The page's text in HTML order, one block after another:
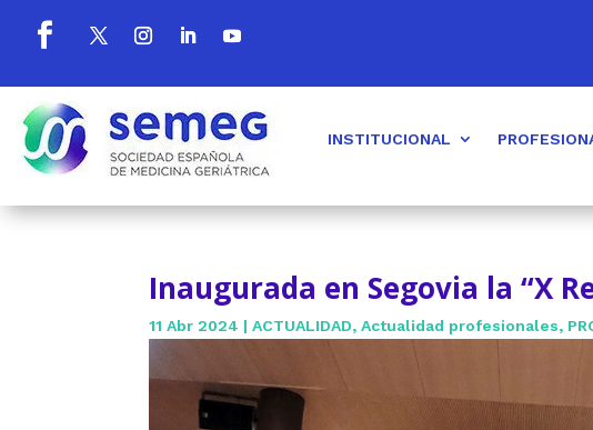
INSTITUCIONAL
Inaugurada en Segovia la “X
11 Abr 2024 |ACTUALIDAD,Actualidad profesionales,